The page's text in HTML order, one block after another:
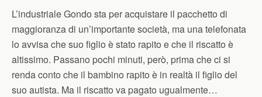
L’industriale Gondo sta per acquistare il pacchetto di
maggioranza di un’importante società, ma una telefonata
lo avvisa che suo figlio è stato rapito e che il riscatto è
altissimo. Passano pochi minuti, però, prima che ci si
renda conto che il bambino rapito è in realtà il figlio del
suo autista. Ma il riscatto va pagato ugualmente…